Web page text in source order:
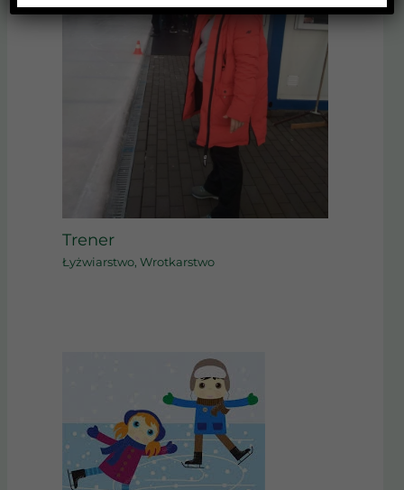
Trener
Łyżwiarstwo,Wrotkarstwo